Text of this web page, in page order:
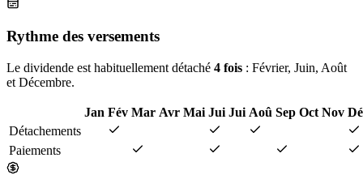
Rythme des versements
Le dividende est habituellement détaché 4 fois : Février, Juin, Août
et Décembre.
Jan Fév Mar Avr Mai Jui Jui Aoû Sep Oct Nov
Détachements
Paiements